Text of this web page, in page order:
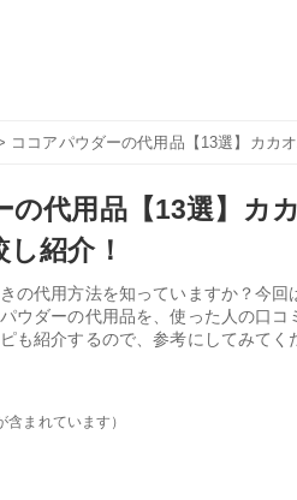
ココアパウダーの代用品【13選】カカ
の代用品【13選】カ
紹介！
の代用方法を知っていますか？今
ウダーの代用品を、使った人の口
も紹介するので、参考にしてみてく
含まれています）